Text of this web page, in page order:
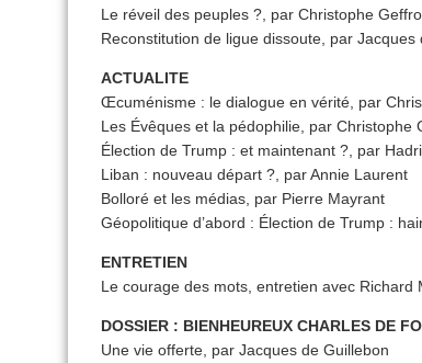
Le réveil des peuples ?, par Christophe
Reconstitution de ligue dissoute, par Jacques
ACTUALITE
Œcuménisme : le dialogue en vérité, par
Les Évêques et la pédophilie, par Christophe
Élection de Trump : et maintenant ?, par
Liban : nouveau départ ?, par Annie Laurent
Bolloré et les médias, par Pierre Mayrant
Géopolitique d’abord : Élection de Trump :
ENTRETIEN
Le courage des mots, entretien avec Richard
DOSSIER : BIENHEUREUX CHARLES DE
Une vie offerte, par Jacques de Guillebon